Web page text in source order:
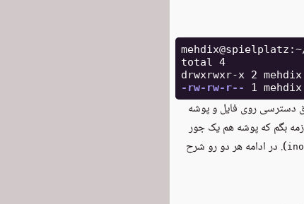
total 4
-rw-rw-r--
دسترسی روی فایل و پوشه
بگم که پوشه هم یک جور
). در ادامه هر دو رو شرح